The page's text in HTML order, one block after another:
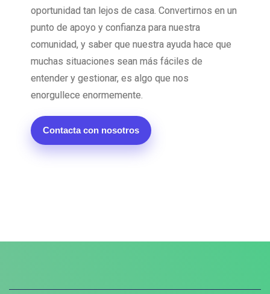
oportunidad tan lejos de casa. Convertirnos en un
punto de apoyo y confianza para nuestra
comunidad, y saber que nuestra ayuda hace que
muchas situaciones sean más fáciles de
entender y gestionar, es algo que nos
enorgullece enormemente.
Contacta con nosotros